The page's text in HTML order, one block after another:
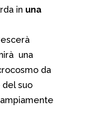
in una
una
da
suo